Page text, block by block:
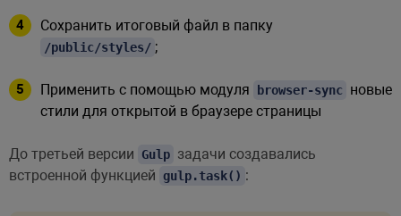
Сохранить итоговый файл в папку
/public/styles/ ;
Применить с помощью модуля browser-sync
новые
стили для открытой в браузере страницы
До третьей версии Gulp задачи создавались
встроенной функцией gulp.task() :